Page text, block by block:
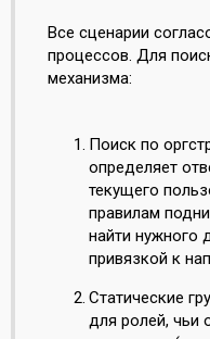
Все сценарии
процессов. Для
механизма:
Поиск по
определяет
текущего
правилам
найти нужного
привязкой к
Статические
для ролей, чьи